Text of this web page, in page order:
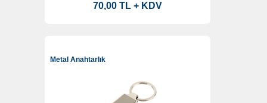
70,00 TL + KDV
Metal Anahtarlık